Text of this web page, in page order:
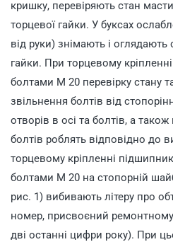
кришку, перевіряють стан
торцевої гайки. У буксах
від руки) знімають і оглядають
гайки. При торцевому
болтами М 20 перевірку стану
звільнення болтів від
отворів в осі та болтів, а
болтів роблять відповідно до
торцевому кріпленні
болтами М 20 на стопорній
рис. 1) вибивають літеру про
номер, присвоєний ремонтному
дві останні цифри року). При